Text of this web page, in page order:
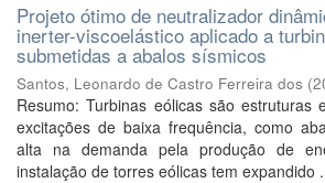
Projeto ótimo de neutralizador
inerter-viscoelástico aplicado a
submetidas a abalos sísmicos
Santos, Leonardo de Castro Ferreira dos (
Resumo: Turbinas eólicas são estruturas
excitações de baixa frequência, como
alta na demanda pela produção de
instalação de torres eólicas tem expandido